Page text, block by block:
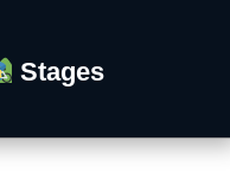
Stages